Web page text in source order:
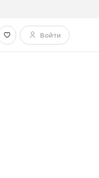
Войти